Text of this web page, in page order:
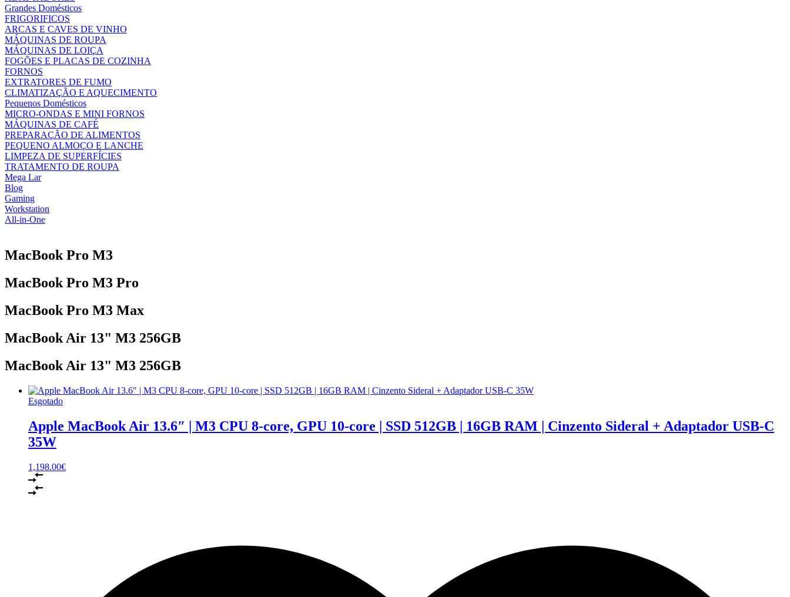
Grandes Domésticos
FRIGORIFICOS
ARCAS E CAVES DE VINHO
MÁQUINAS DE ROUPA
MÁQUINAS DE LOIÇA
FOGÕES E PLACAS DE COZINHA
FORNOS
EXTRATORES DE FUMO
CLIMATIZAÇÃO E AQUECIMENTO
Pequenos Domésticos
MICRO-ONDAS E MINI FORNOS
MÁQUINAS DE CAFÉ
PREPARAÇÃO DE ALIMENTOS
PEQUENO ALMOÇO E LANCHE
LIMPEZA DE SUPERFÍCIES
TRATAMENTO DE ROUPA
Mega Lar
Blog
Gaming
Workstation
All-in-One
MacBook Pro M3
MacBook Pro M3 Pro
MacBook Pro M3 Max
MacBook Air 13" M3 256GB
MacBook Air 13" M3 256GB
Esgotado
Apple MacBook Air 13.6″ | M3 CPU 8-core, GPU 10-core | SSD 512GB | 16GB RAM | Cinzento Sideral + Adaptador USB-C
35W
1,198.00€